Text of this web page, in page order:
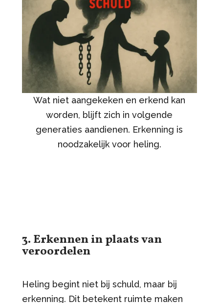
Wat niet aangekeken en erkend kan
worden, blijft zich in volgende
generaties aandienen. Erkenning is
noodzakelijk voor heling.
3. Erkennen in plaats van
veroordelen
Heling begint niet bij schuld, maar bij
erkenning. Dit betekent ruimte maken